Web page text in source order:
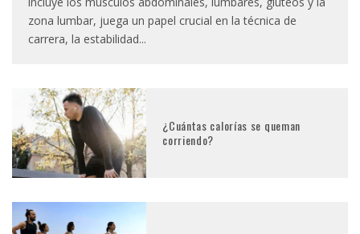
zona lumbar, juega un papel crucial en la técnica de
carrera, la estabilidad...
¿Cuántas calorías se queman
corriendo?